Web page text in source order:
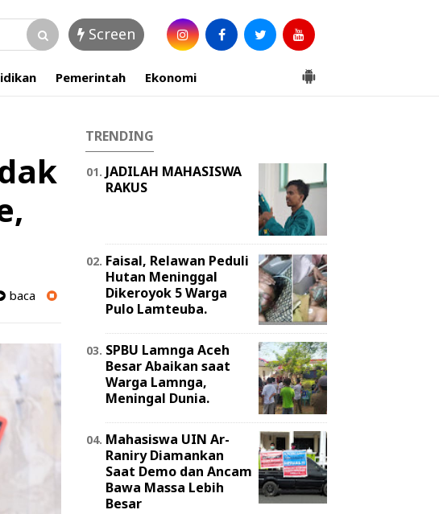
Screen
Pemerintah Ekonomi
baca
TRENDING
JADILAH MAHASISWA
RAKUS
Faisal, Relawan Peduli
Hutan Meninggal
Dikeroyok 5 Warga
Pulo Lamteuba.
SPBU Lamnga Aceh
Besar Abaikan saat
Warga Lamnga,
Meningal Dunia.
Mahasiswa UIN Ar-
Raniry Diamankan
Saat Demo dan Ancam
Bawa Massa Lebih
Besar